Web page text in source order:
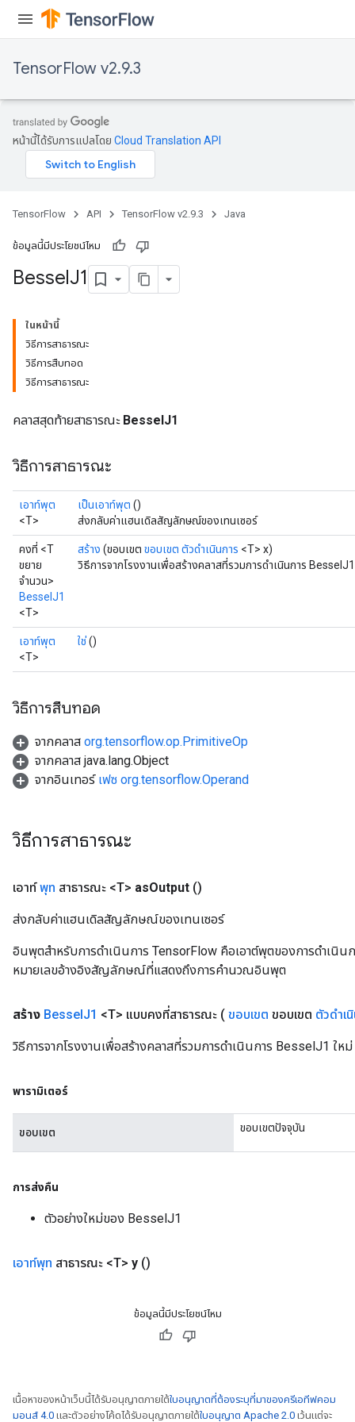
TensorFlow v2.9.3
หน้านี้ได้รับการแปลโดย Cloud Translation API
TensorFlow API TensorFlow v2.9.3 Java
ข้อมูลนี้มีประโยชน์ไหม
BesselJ1
ในหน้านี้
วิธีการสาธารณะ
วิธีการสืบทอด
วิธีการสาธารณะ
คลาสสุดท้ายสาธารณะ BesselJ1
วิธีการสาธารณะ
เอาท์พุต
<T>
เป็นเอาท์พุต ()
ส่งกลับค่าแฮนเดิลสัญลักษณ์ของเทนเซอร์
คงที่ <T
ขยาย
จำนวน>
BesselJ1
<T>
สร้าง (ขอบเขต ขอบเขต ตัวดำเนินการ <T> x)
วิธีการจากโรงงานเพื่อสร้างคลาสที่รวมการดำเนินการ
เอาท์พุต
<T>
ใช่()
วิธีการสืบทอด
จากคลาส org.tensorflow.op.PrimitiveOp
จากคลาส java.lang.Object
จากอินเทอร์ เฟซ org.tensorflow.Operand
วิธีการสาธารณะ
เอาท์พุท สาธารณะ <T> asOutput ()
ส่งกลับค่าแฮนเดิลสัญลักษณ์ของเทนเซอร์
อินพุตสำหรับการดำเนินการ TensorFlow คือเอาต์พุตของการดำเนิน
หมายเลขอ้างอิงสัญลักษณ์ที่แสดงถึงการคำนวณอินพุต
สร้าง BesselJ1 <T> แบบคงที่สาธารณะ ( ขอบเขต ขอบเขต ตัวดำเ
วิธีการจากโรงงานเพื่อสร้างคลาสที่รวมการดำเนินการ BesselJ1 ใหม่
พารามิเตอร์
ขอบเขต ขอบเขตปัจจุบัน
การส่งคืน
ตัวอย่างใหม่ของ BesselJ1
เอาท์พุท สาธารณะ <T> y ()
ข้อมูลนี้มีประโยชน์ไหม
เนื้อหาของหน้าเว็บนี้ได้รับอนุญาตภายใต้ใบอนุญาตที่ต้องระบุที่มาของครีเอทีฟคอม
มอนส์ 4.0 และตัวอย่างโค้ดได้รับอนุญาตภายใต้ใบอนุญาต Apache 2.0 เว้นแต่จะ